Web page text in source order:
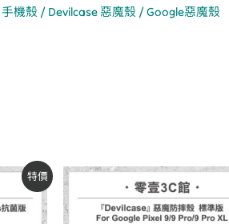
手機殼 / Devilcase 惡魔殼 / Google惡魔殼
特價
原
始
價
格：
目
前
價
格：